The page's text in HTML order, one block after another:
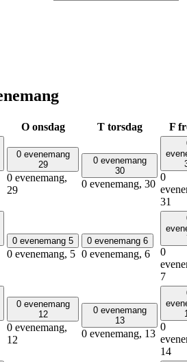
O onsdag T torsdag F
0 evenemang
29
0 evenemang,
29
0 evenemang
30
0 evenemang, 30
0
31
0 evenemang 5
0 evenemang, 5
0 evenemang 6
0 evenemang, 6
0
7
0 evenemang
12
0 evenemang,
12
0 evenemang
13
0 evenemang, 13
0
14